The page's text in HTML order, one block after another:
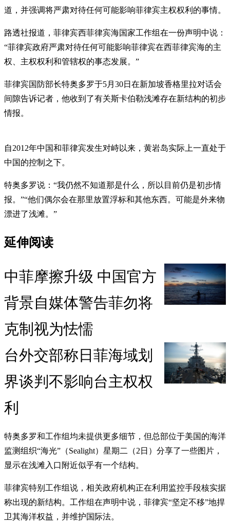
道，并强调将严肃对待任何可能影响菲律宾主权权利的事情。
路透社报道，菲律宾西菲律宾海国家工作组在一份声明中说：
“菲律宾政府严肃对待任何可能影响菲律宾在西菲律宾海的主
权、主权权利和管辖权的事态发展。”
菲律宾国防部长特奥多罗于5月30日在新加坡香格里拉对话会
间隙告诉记者，他收到了有关斯卡伯勒浅滩存在新结构的初步
情报。
自2012年中国和菲律宾发生对峙以来，黄岩岛实际上一直处于
中国的控制之下。
特奥多罗说：“我仍然不知道那是什么，所以目前仍是初步情
报。”“他们偶尔会在那里放置浮标和其他东西。可能是外来物
漂进了浅滩。”
延伸阅读
中菲摩擦升级 中国官方
背景自媒体警告菲勿将
克制视为怯懦
台外交部称日菲海域划
界谈判不影响台主权权
利
特奥多罗和工作组均未提供更多细节，但总部位于美国的海洋
监测组织“海光”（Sealight）星期二（2日）分享了一些图片，
显示在浅滩入口附近似乎有一个结构。
菲律宾特别工作组说，相关政府机构正在利用监控手段核实据
称出现的新结构。工作组在声明中说，菲律宾“坚定不移”地捍
卫其海洋权益，并维护国际法。